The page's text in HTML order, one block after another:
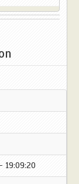
19:09:20